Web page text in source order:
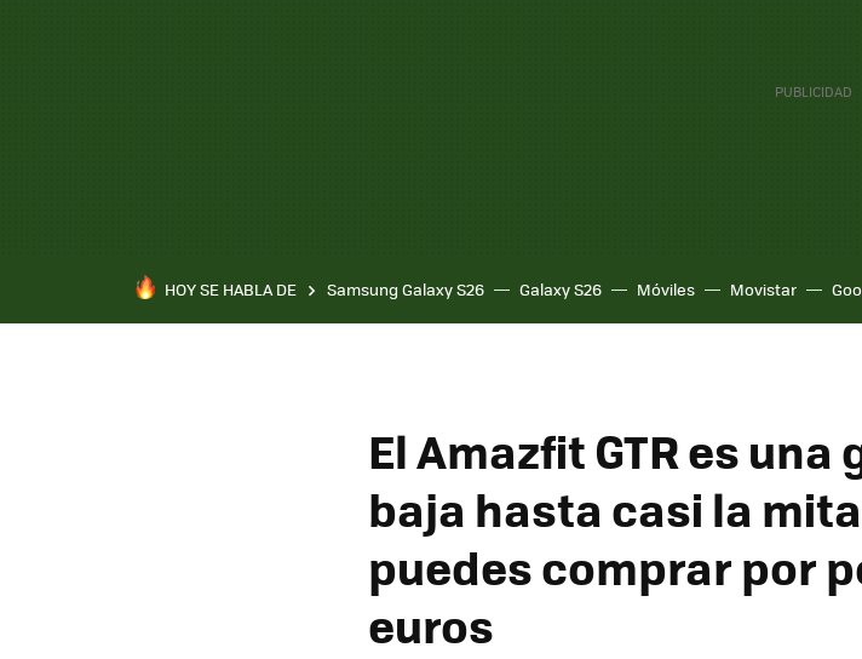
HOY SE HABLA DE Samsung Galaxy S26 Galaxy S26 Móviles Movistar
El Amazfit GTR es
baja hasta casi la
puedes comprar por
euros